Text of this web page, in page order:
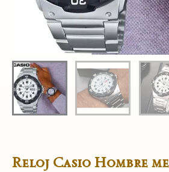
Reloj Casio Hombre